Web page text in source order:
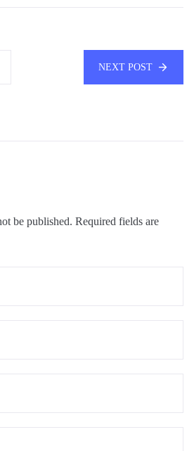
NEXT POST
be published. Required fields are